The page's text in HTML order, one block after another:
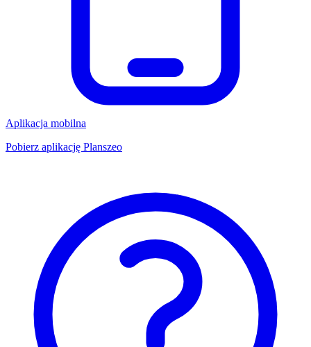
Aplikacja mobilna
Pobierz aplikację Planszeo